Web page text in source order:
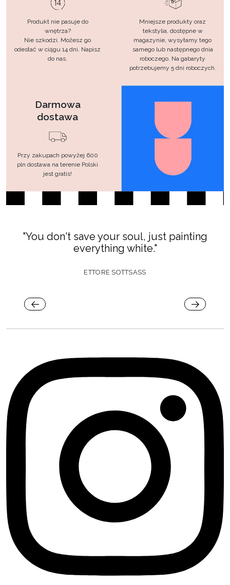
Produkt nie pasuje do
wnętrza?
Nie szkodzi. Możesz go
odesłać w ciągu 14 dni. Napisz
do nas.
Mniejsze produkty oraz
tekstylia, dostępne w
magazynie, wysyłamy tego
samego lub następnego dnia
roboczego. Na gabaryty
potrzebujemy 5 dni roboczych.
Darmowa
dostawa
Przy zakupach powyżej 600
pln dostawa na terenie Polski
jest gratis!
"I don't want what I need, I want what I want."